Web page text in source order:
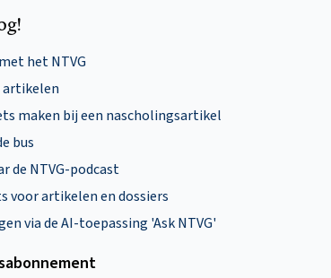
het NTVG
maken bij een nascholingsartikel
bus
de NTVG-podcast
voor artikelen en dossiers
via de AI-toepassing 'Ask NTVG'